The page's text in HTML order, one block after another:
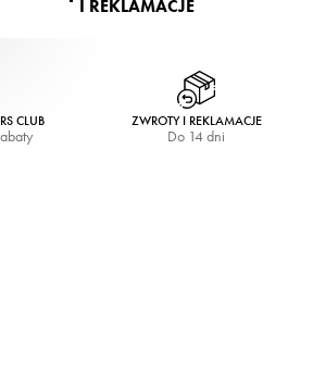
I REKLAMACJE
CLUB ZWROTY I REKLAMACJE
Do 14 dni